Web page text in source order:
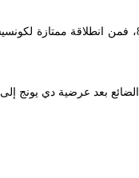
وسجل مبانجولا هدفا قاتلا
بعد عرضية دي يونج